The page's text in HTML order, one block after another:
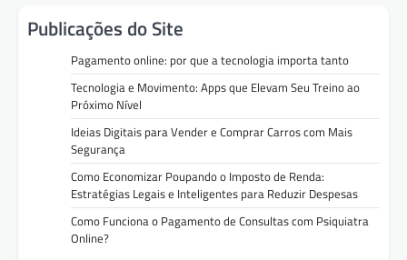
Publicações do Site
Pagamento online: por que a tecnologia importa tanto
Tecnologia e Movimento: Apps que Elevam Seu Treino ao
Próximo Nível
Ideias Digitais para Vender e Comprar Carros com Mais
Segurança
Como Economizar Poupando o Imposto de Renda:
Estratégias Legais e Inteligentes para Reduzir Despesas
Como Funciona o Pagamento de Consultas com Psiquiatra
Online?